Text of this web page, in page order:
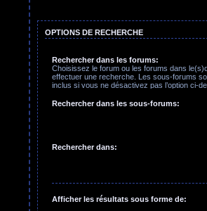
OPTIONS DE RECHERCHE
Rechercher dans les forums:
Choisissez le forum ou les forums dans
effectuer une recherche. Les sous-forums
inclus si vous ne désactivez pas l’option ci-
Rechercher dans les sous-forums:
Rechercher dans:
Afficher les résultats sous forme de: